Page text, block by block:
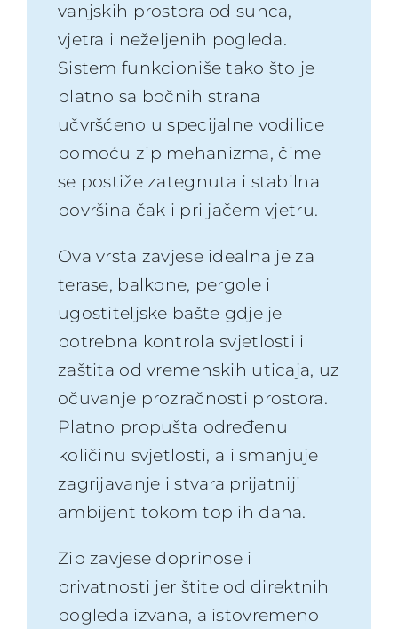
vanjskih prostora od sunca,
vjetra i neželjenih pogleda.
Sistem funkcioniše tako što je
platno sa bočnih strana
učvršćeno u specijalne vodilice
pomoću zip mehanizma, čime
se postiže zategnuta i stabilna
površina čak i pri jačem vjetru.
Ova vrsta zavjese idealna je za
terase, balkone, pergole i
ugostiteljske bašte gdje je
potrebna kontrola svjetlosti i
zaštita od vremenskih uticaja, uz
očuvanje prozračnosti prostora.
Platno propušta određenu
količinu svjetlosti, ali smanjuje
zagrijavanje i stvara prijatniji
ambijent tokom toplih dana.
Zip zavjese doprinose i
privatnosti jer štite od direktnih
pogleda izvana, a istovremeno